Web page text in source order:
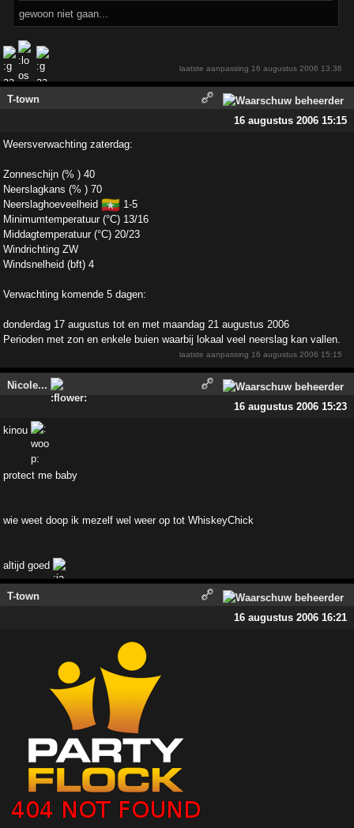
gewoon niet gaan...
laatste aanpassing 16 augustus 2006 13:36
T-town
16 augustus 2006 15:15
Weersverwachting zaterdag:
Zonneschijn (% ) 40
Neerslagkans (% ) 70
Neerslaghoeveelheid 🇲🇲 1-5
Minimumtemperatuur (°C) 13/16
Middagtemperatuur (°C) 20/23
Windrichting ZW
Windsnelheid (bft) 4
Verwachting komende 5 dagen:
donderdag 17 augustus tot en met maandag 21 augustus 2006
Perioden met zon en enkele buien waarbij lokaal veel neerslag kan vallen.
laatste aanpassing 16 augustus 2006 15:15
Nicole...
16 augustus 2006 15:23
kinou
protect me baby
wie weet doop ik mezelf wel weer op tot WhiskeyChick
altijd goed
T-town
16 augustus 2006 16:21